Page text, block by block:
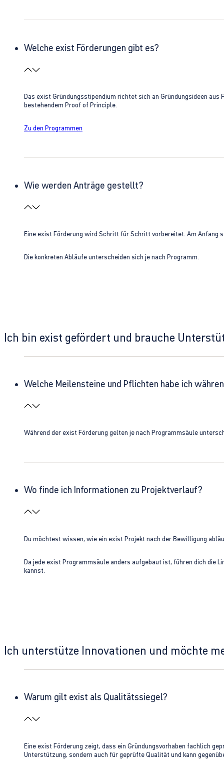
Welche exist Förderungen gibt es?
Das exist Gründungsstipendium richtet sich an Gründungsideen
bestehendem Proof of Principle.
Zu den Programmen
Wie werden Anträge gestellt?
Eine exist Förderung wird Schritt für Schritt vorbereitet. Am Anfang
Die konkreten Abläufe unterscheiden sich je nach Programm.
Ich bin exist gefördert und brauche
Welche Meilensteine und Pflichten habe ich
Während der exist Förderung gelten je nach Programmsäule
Wo finde ich Informationen zu Projektverlauf?
Du möchtest wissen, wie ein exist Projekt nach der Bewilligung
Da jede exist Programmsäule anders aufgebaut ist, führen dich die
kannst.
Ich unterstütze Innovationen und möchte
Warum gilt exist als Qualitätssiegel?
Eine exist Förderung zeigt, dass ein Gründungsvorhaben fachlich
Unterstützung, sondern auch für geprüfte Qualität und kann